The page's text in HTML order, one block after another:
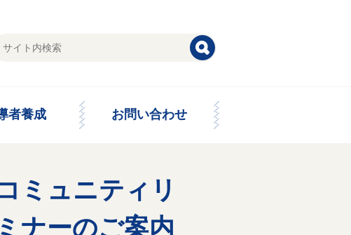
者養成 お問い合わせ
ミュニティリ
ーのご案内